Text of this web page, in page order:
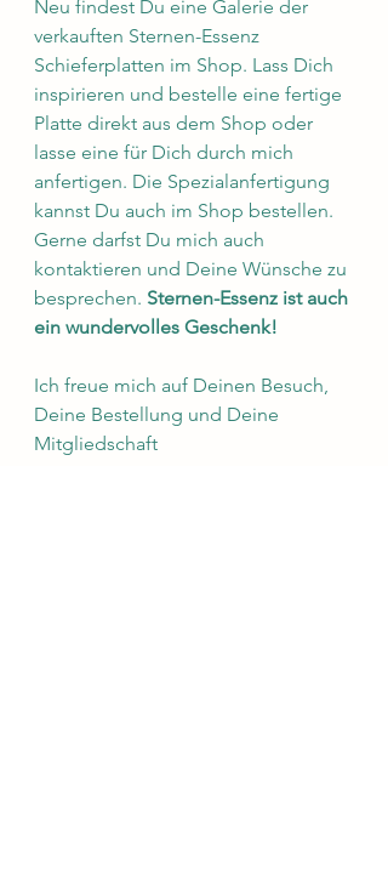
Neu findest Du eine Galerie der
verkauften Sternen-Essenz
Schieferplatten im Shop. Lass Dich
inspirieren und bestelle eine fertige
Platte direkt aus dem Shop oder
lasse eine für Dich durch mich
anfertigen. Die Spezialanfertigung
kannst Du auch im Shop bestellen.
Gerne darfst Du mich auch
kontaktieren und Deine Wünsche zu
besprechen. Sternen-Essenz ist auch
ein wundervolles Geschenk!
Ich freue mich auf Deinen Besuch,
Deine Bestellung und Deine
Mitgliedschaft